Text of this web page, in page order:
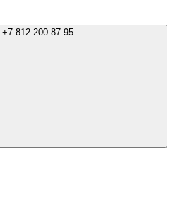
+7 812 200 87 95